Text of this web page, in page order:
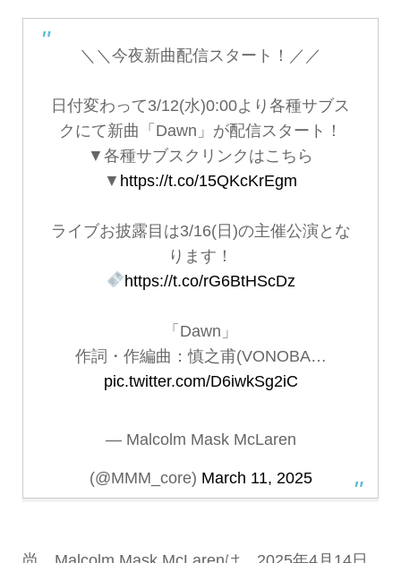
＼＼今夜新曲配信スタート！／／
日付変わって3/12(水)0:00より各種サブス
クにて新曲「Dawn」が配信スタート！
▼各種サブスクリンクはこちら
▼ https://t.co/15QKcKrEgm
ライブお披露目は3/16(日)の主催公演とな
ります！
https://t.co/rG6BtHScDz
「Dawn」
作詞・作編曲：慎之甫(VONOBA…
pic.twitter.com/D6iwkSg2iC
— Malcolm Mask McLaren
(@MMM_core) March 11, 2025